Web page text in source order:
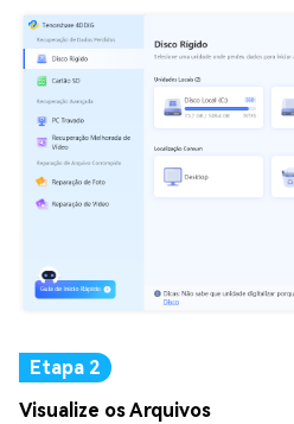
Visualize os Arquivos